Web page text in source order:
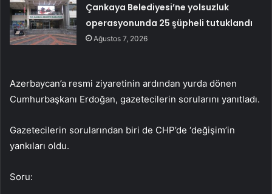
Çankaya Belediyesi’ne yolsuzluk
operasyonunda 25 şüpheli tutuklandı
Ağustos 7, 2026
Azerbaycan’a resmi ziyaretinin ardından yurda dönen
Cumhurbaşkanı Erdoğan, gazetecilerin sorularını yanıtladı.
Gazetecilerin sorularından biri de CHP’de ‘değişim’in
yankıları oldu.
Soru: